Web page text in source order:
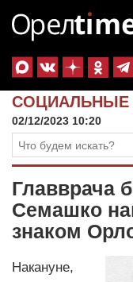
СОЦИАЛЬНЫЕ
02/12/2023 10:20
Главврача
Семашко
знаком
Накануне,